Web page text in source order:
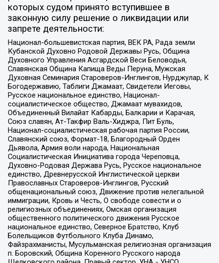
которых судом принято вступившее в
законную силу решение о ликвидации или
запрете деятельности:
Национал-большевистская партия, ВЕК РА, Рада земли
Кубанской Духовно Родовой Державы Русь, Община
Духовного Управления Асгардской Веси Беловодья,
Славянская Община Капища Веды Перуна, Мужская
Духовная Семинария Староверов-Инглингов, Нурджулар, К
Богодержавию, Таблиги Джамаат, Свидетели Иеговы,
Русское национальное единство, Национал-
социалистическое общество, Джамаат мувахидов,
Объединенный Вилайат Кабарды, Балкарии и Карачая,
Союз славян, Ат-Такфир Валь-Хиджра, Пит Буль,
Национал-социалистическая рабочая партия России,
Славянский союз, Формат-18, Благородный Орден
Дьявола, Армия воли народа, Национальная
Социалистическая Инициатива города Череповца,
Духовно-Родовая Держава Русь, Русское национальное
единство, Древнерусской Инглистической церкви
Православных Староверов-Инглингов, Русский
общенациональный союз, Движение против нелегальной
иммиграции, Кровь и Честь, О свободе совести и о
религиозных объединениях, Омская организация
общественного политического движения Русское
национальное единство, Северное Братство, Клуб
Болельщиков Футбольного Клуба Динамо,
Файзрахманисты, Мусульманская религиозная организация
п. Боровский, Община Коренного Русского народа